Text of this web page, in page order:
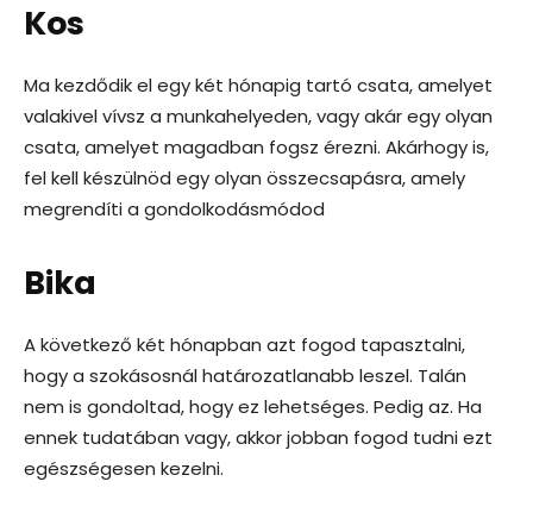
Kos
Ma kezdődik el egy két hónapig tartó csata, amelyet
valakivel vívsz a munkahelyeden, vagy akár egy olyan
csata, amelyet magadban fogsz érezni. Akárhogy is,
fel kell készülnöd egy olyan összecsapásra, amely
megrendíti a gondolkodásmódod
Bika
A következő két hónapban azt fogod tapasztalni,
hogy a szokásosnál határozatlanabb leszel. Talán
nem is gondoltad, hogy ez lehetséges. Pedig az. Ha
ennek tudatában vagy, akkor jobban fogod tudni ezt
egészségesen kezelni.